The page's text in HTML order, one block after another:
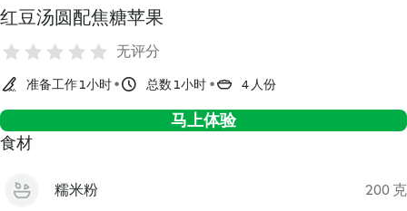
红豆汤圆配焦糖苹果
无评分
准备工作 1小时 总数 1小时 4 人份
马上体验
食材
糯米粉 200 克